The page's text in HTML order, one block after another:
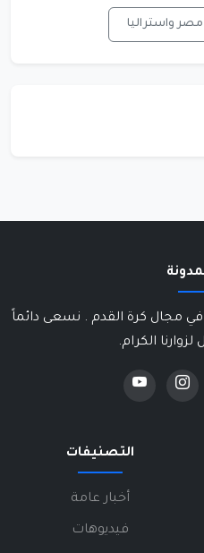
مصر واستراليا
مجال كرة القدم . نسعى دائماً
الكرام.
التصنيفات
أخبار عامة
فيديوهات